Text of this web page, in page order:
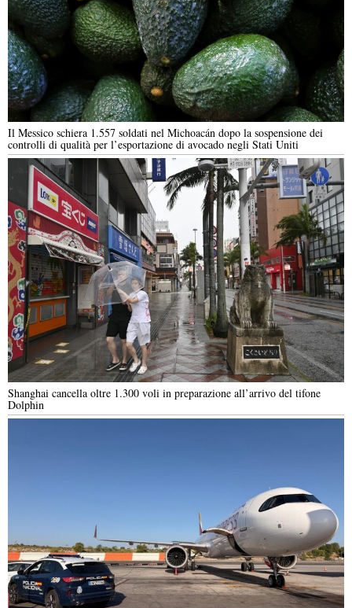
Il Messico schiera 1.557 soldati nel Michoacán dopo la sospensione dei
controlli di qualità per l’esportazione di avocado negli Stati Uniti
Shanghai cancella oltre 1.300 voli in preparazione all’arrivo del tifone
Dolphin